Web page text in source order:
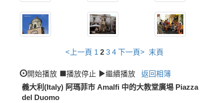
<上一頁 1 2 3 4 下一頁> 末頁
開始播放 播放停止 繼續播放
返回相簿
義大利(Italy) 阿瑪菲市 Amalfi 中的大教堂廣埸 Piazza
del Duomo